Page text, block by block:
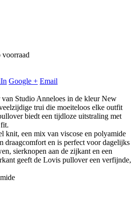
Google + Email
Studio Anneloes in de kleur New
trui die moeiteloos elke outfit
biedt een tijdloze uitstraling met
knit, een mix van viscose en polyamide
draagcomfort en is perfect voor dagelijks
sierknopen aan de zijkant en een
geeft de Lovis pullover een verfijnde,